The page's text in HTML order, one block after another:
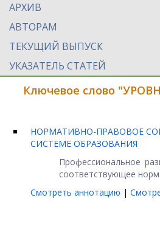
АРХИВ
АВТОРАМ
ТЕКУЩИЙ ВЫПУСК
УКАЗАТЕЛЬ СТАТЕЙ
Ключевое слово
НОРМАТИВНО-ПРАВОВОЕ
СИСТЕМЕ ОБРАЗОВАНИЯ
Профессиональное
соответствующее
Смотреть аннотацию |